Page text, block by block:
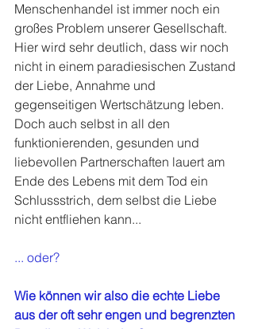
Menschenhandel ist immer noch ein
großes Problem unserer Gesellschaft.
Hier wird sehr deutlich, dass wir noch
nicht in einem paradiesischen Zustand
der Liebe, Annahme und
gegenseitigen Wertschätzung leben.
Doch auch selbst in all den
funktionierenden, gesunden und
liebevollen Partnerschaften lauert am
Ende des Lebens mit dem Tod ein
Schlussstrich, dem selbst die Liebe
nicht entfliehen kann...
... oder?
Wie können wir also die echte Liebe
aus der oft sehr engen und begrenzten